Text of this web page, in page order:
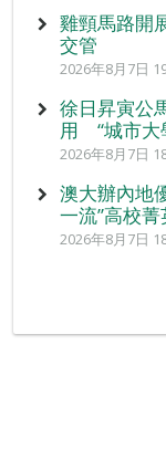
雞頸馬路開
交管
2026年8月7日
徐日昇寅公
用 “城市大
2026年8月7日
澳大辦內地
一流”高校菁
2026年8月7日